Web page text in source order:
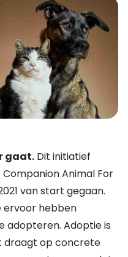
gaat. Dit initiatief
Companion Animal For
van start gegaan.
ervoor hebben
adopteren. Adoptie is
draagt op concrete